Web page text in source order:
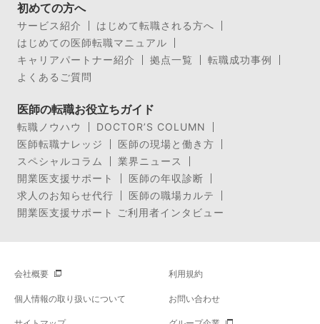
初めての方へ
サービス紹介
はじめて転職される方へ
はじめての医師転職マニュアル
キャリアパートナー紹介
拠点一覧
転職成功事例
よくあるご質問
医師の転職お役立ちガイド
転職ノウハウ
DOCTOR’S COLUMN
医師転職ナレッジ
医師の現場と働き方
スペシャルコラム
業界ニュース
開業医支援サポート
医師の年収診断
求人のお知らせ代行
医師の職場カルテ
開業医支援サポート ご利用者インタビュー
会社概要 利用規約
個人情報の取り扱いについて お問い合わせ